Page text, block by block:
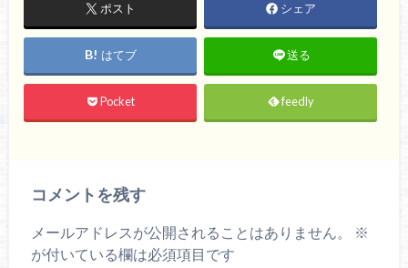
ポスト シェア
はてブ 送る
Pocket feedly
コメントを残す
メールアドレスが公開されることはありません。
※
が付いている欄は必須項目です